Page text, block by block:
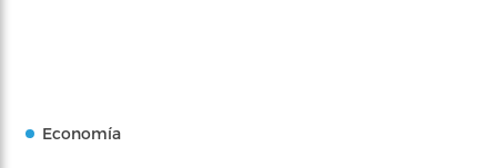
Economía